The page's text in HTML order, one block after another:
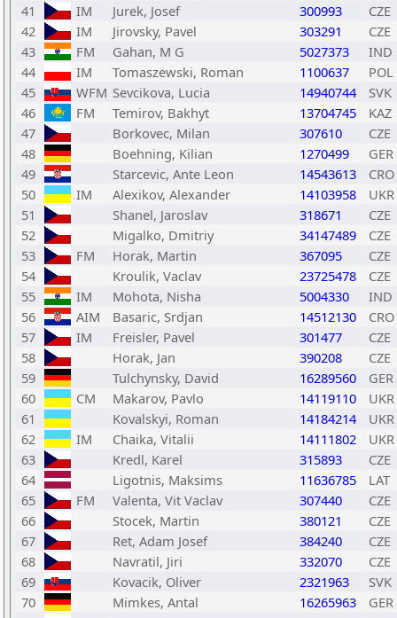
41
IM Jurek, Josef 300993
CZE
42
IM Jirovsky, Pavel 303291
CZE
43
FM Gahan, M G 5027373
IND
44
IM Tomaszewski, Roman 1100637
POL
45
WFM Sevcikova, Lucia 14940744
SVK
46
FM Temirov, Bakhyt 13704745
KAZ
47
Borkovec, Milan 307610
CZE
48
Boehning, Kilian 1270499
GER
49
Starcevic, Ante Leon 14543613
CRO
50
IM Alexikov, Alexander 14103958
UKR
51
Shanel, Jaroslav 318671
CZE
52
Migalko, Dmitriy 34147489
CZE
53
FM Horak, Martin 367095
CZE
54
Kroulik, Vaclav 23725478
CZE
55
IM Mohota, Nisha 5004330
IND
56
AIM Basaric, Srdjan 14512130
CRO
57
IM Freisler, Pavel 301477
CZE
58
Horak, Jan 390208
CZE
59
Tulchynsky, David 16289560
GER
60
CM Makarov, Pavlo 14119110
UKR
61
Kovalskyi, Roman 14184214
UKR
62
IM Chaika, Vitalii 14111802
UKR
63
Kredl, Karel 315893
CZE
64
Ligotnis, Maksims 11636785
LAT
65
FM Valenta, Vit Vaclav 307440
CZE
66
Stocek, Martin 380121
CZE
67
Ret, Adam Josef 384240
CZE
68
Navratil, Jiri 332070
CZE
69
Kovacik, Oliver 2321963
SVK
70
Mimkes, Antal 16265963
GER